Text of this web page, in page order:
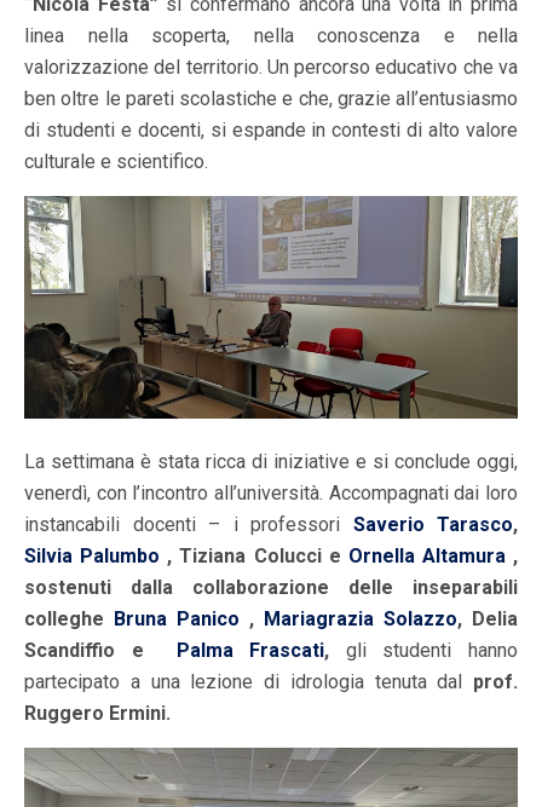
linea nella scoperta, nella conoscenza e nella
valorizzazione del territorio. Un percorso educativo che va
ben oltre le pareti scolastiche e che, grazie all’entusiasmo
di studenti e docenti, si espande in contesti di alto valore
culturale e scientifico.
La settimana è stata ricca di iniziative e si conclude oggi,
venerdì, con l’incontro all’università. Accompagnati dai loro
instancabili docenti – i professori Saverio Tarasco,
Silvia Palumbo , Tiziana Colucci e Ornella Altamura ,
sostenuti dalla collaborazione delle inseparabili
colleghe Bruna Panico , Mariagrazia Solazzo, Delia
Scandiffio e Palma Frascati, gli studenti hanno
partecipato a una lezione di idrologia tenuta dal prof.
Ruggero Ermini.